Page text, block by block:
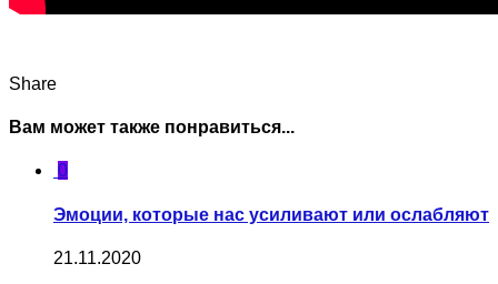
Share
Вам может также понравиться...
0
Эмоции, которые нас усиливают или ослабляют
21.11.2020